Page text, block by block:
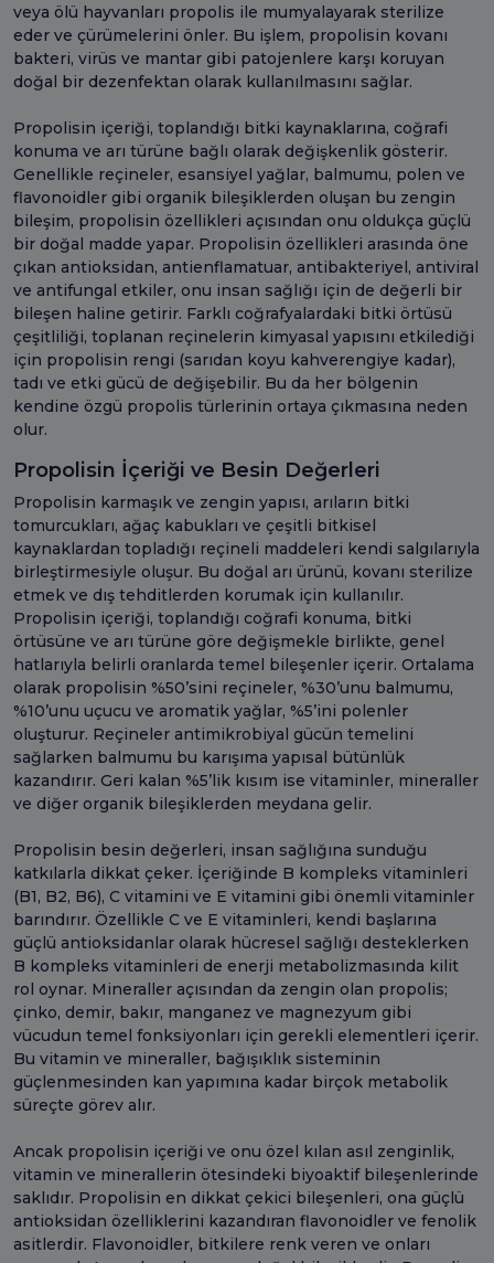
veya ölü hayvanları propolis ile mumyalayarak sterilize
eder ve çürümelerini önler. Bu işlem, propolisin kovanı
bakteri, virüs ve mantar gibi patojenlere karşı koruyan
doğal bir dezenfektan olarak kullanılmasını sağlar.
Propolisin içeriği, toplandığı bitki kaynaklarına, coğrafi
konuma ve arı türüne bağlı olarak değişkenlik gösterir.
Genellikle reçineler, esansiyel yağlar, balmumu, polen ve
flavonoidler gibi organik bileşiklerden oluşan bu zengin
bileşim, propolisin özellikleri açısından onu oldukça güçlü
bir doğal madde yapar. Propolisin özellikleri arasında öne
çıkan antioksidan, antienflamatuar, antibakteriyel, antiviral
ve antifungal etkiler, onu insan sağlığı için de değerli bir
bileşen haline getirir. Farklı coğrafyalardaki bitki örtüsü
çeşitliliği, toplanan reçinelerin kimyasal yapısını etkilediği
için propolisin rengi (sarıdan koyu kahverengiye kadar),
tadı ve etki gücü de değişebilir. Bu da her bölgenin
kendine özgü propolis türlerinin ortaya çıkmasına neden
olur.
Propolisin İçeriği ve Besin Değerleri
Propolisin karmaşık ve zengin yapısı, arıların bitki
tomurcukları, ağaç kabukları ve çeşitli bitkisel
kaynaklardan topladığı reçineli maddeleri kendi salgılarıyla
birleştirmesiyle oluşur. Bu doğal arı ürünü, kovanı sterilize
etmek ve dış tehditlerden korumak için kullanılır.
Propolisin içeriği, toplandığı coğrafi konuma, bitki
örtüsüne ve arı türüne göre değişmekle birlikte, genel
hatlarıyla belirli oranlarda temel bileşenler içerir. Ortalama
olarak propolisin %50’sini reçineler, %30’unu balmumu,
%10’unu uçucu ve aromatik yağlar, %5’ini polenler
oluşturur. Reçineler antimikrobiyal gücün temelini
sağlarken balmumu bu karışıma yapısal bütünlük
kazandırır. Geri kalan %5’lik kısım ise vitaminler, mineraller
ve diğer organik bileşiklerden meydana gelir.
Propolisin besin değerleri, insan sağlığına sunduğu
katkılarla dikkat çeker. İçeriğinde B kompleks vitaminleri
(B1, B2, B6), C vitamini ve E vitamini gibi önemli vitaminler
barındırır. Özellikle C ve E vitaminleri, kendi başlarına
güçlü antioksidanlar olarak hücresel sağlığı desteklerken
B kompleks vitaminleri de enerji metabolizmasında kilit
rol oynar. Mineraller açısından da zengin olan propolis;
çinko, demir, bakır, manganez ve magnezyum gibi
vücudun temel fonksiyonları için gerekli elementleri içerir.
Bu vitamin ve mineraller, bağışıklık sisteminin
güçlenmesinden kan yapımına kadar birçok metabolik
süreçte görev alır.
Ancak propolisin içeriği ve onu özel kılan asıl zenginlik,
vitamin ve minerallerin ötesindeki biyoaktif bileşenlerinde
saklıdır. Propolisin en dikkat çekici bileşenleri, ona güçlü
antioksidan özelliklerini kazandıran flavonoidler ve fenolik
asitlerdir. Flavonoidler, bitkilere renk veren ve onları